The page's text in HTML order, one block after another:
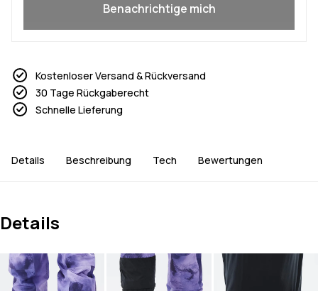
Benachrichtige mich
Kostenloser Versand & Rückversand
30 Tage Rückgaberecht
Schnelle Lieferung
Details Beschreibung Tech Bewertungen
Details